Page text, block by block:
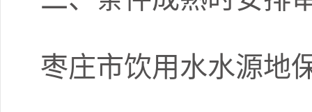
枣庄市饮用水水源地